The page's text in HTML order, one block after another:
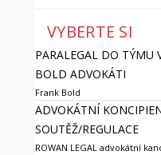
VYBERTE SI
PARALEGAL DO TÝMU
BOLD ADVOKÁTI
Frank Bold
ADVOKÁTNÍ
SOUTĚŽ/REGULACE
ROWAN LEGAL advokátní